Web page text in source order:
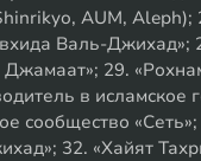
AUM,
Валь-Джихад»;
Джамаат»; 29.
в исламское
сообщество
32. «Хайят